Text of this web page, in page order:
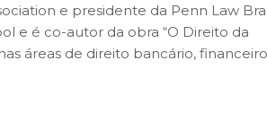
e presidente da Penn Law
e é co-autor da obra “O Direito da
áreas de direito bancário,